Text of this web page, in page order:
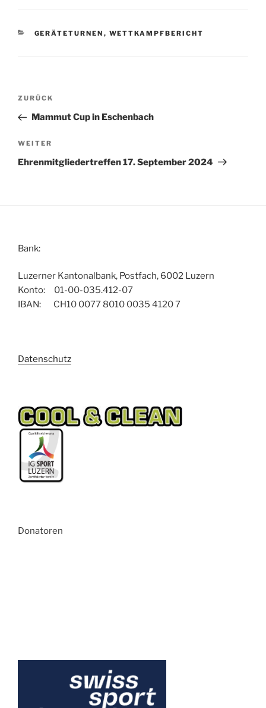
KATEGORIEN
GERÄTETURNEN , WETTKAMPFBERICHT
Beitragsnavigation
Vorheriger
Beitrag
ZURÜCK
Mammut Cup in Eschenbach
Nächster
Beitrag
WEITER
Ehrenmitgliedertreffen 17. September 2024
Bank:
Luzerner Kantonalbank, Postfach, 6002 Luzern
Konto: 01-00-035.412-07
IBAN: CH10 0077 8010 0035 4120 7
Datenschutz
Donatoren